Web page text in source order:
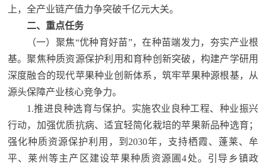
上，全产业链产值力争突破千亿元大关。
二、重点任务
（一）聚焦“优种育好苗”，在种苗端发力，夯实产业根
基。聚焦种质资源保护利用和育种创新突破，构建产学研用
深度融合的现代苹果种业创新体系，筑牢苹果种源根基，从
源头保障产业核心竞争力。
1.推进良种选育与保护。实施农业良种工程、种业振兴
行动，加强优质抗病、适宜轻简化栽培的苹果新品种选育；
强化种质资源保护利用，到2030年，支持栖霞、蓬莱、牟
平、莱州等主产区建设苹果种质资源圃4处。引导乡镇政